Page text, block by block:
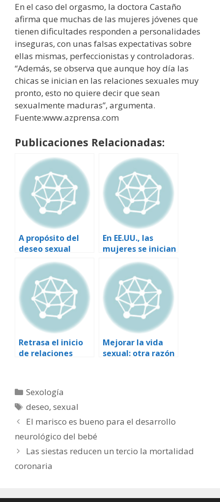
En el caso del orgasmo, la doctora Castaño
afirma que muchas de las mujeres jóvenes que
tienen dificultades responden a personalidades
inseguras, con unas falsas expectativas sobre
ellas mismas, perfeccionistas y controladoras.
“Además, se observa que aunque hoy día las
chicas se inician en las relaciones sexuales muy
pronto, esto no quiere decir que sean
sexualmente maduras”, argumenta.
Fuente:www.azprensa.com
Publicaciones Relacionadas:
A propósito del
deseo sexual
En EE.UU., las
mujeres se inician
sexualmente
antes que los
varones
Retrasa el inicio
de relaciones
Mejorar la vida
sexual: otra razón
Categorías
Sexología
Etiquetas
deseo,sexual
El marisco es bueno para el desarrollo
neurológico del bebé
Las siestas reducen un tercio la mortalidad
coronaria